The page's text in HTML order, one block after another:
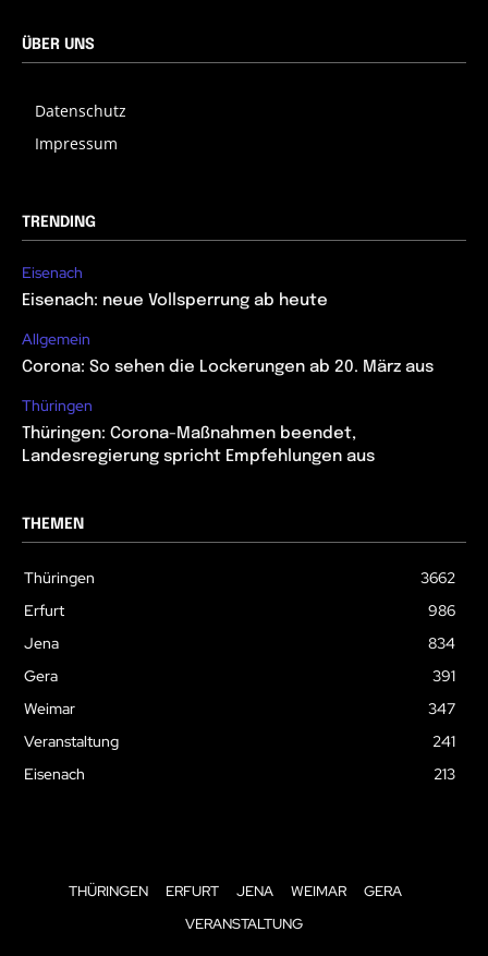
ÜBER UNS
Datenschutz
Impressum
TRENDING
Eisenach
Eisenach: neue Vollsperrung ab heute
Allgemein
Corona: So sehen die Lockerungen ab 20. März aus
Thüringen
Thüringen: Corona-Maßnahmen beendet,
Landesregierung spricht Empfehlungen aus
THEMEN
Thüringen
3662
Erfurt
986
Jena
834
Gera
391
Weimar
347
Veranstaltung
241
Eisenach
213
THÜRINGEN ERFURT JENA WEIMAR
GERA
VERANSTALTUNG